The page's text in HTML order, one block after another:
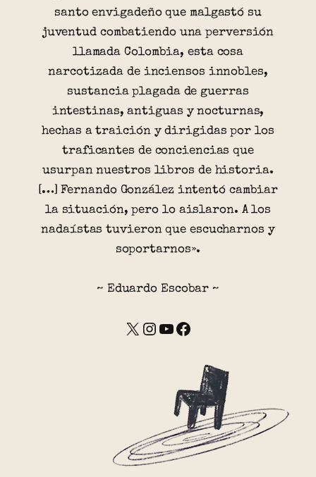
santo envigadeño que malgastó su
juventud combatiendo una perversión
llamada Colombia, esta cosa
narcotizada de inciensos innobles,
sustancia plagada de guerras
intestinas, antiguas y nocturnas,
hechas a traición y dirigidas por los
traficantes de conciencias que
usurpan nuestros libros de historia.
[…] Fernando González intentó cambiar
la situación, pero lo aislaron. A los
nadaístas tuvieron que escucharnos y
soportarnos».
~ Eduardo Escobar ~
X Instagram YouTube Facebook